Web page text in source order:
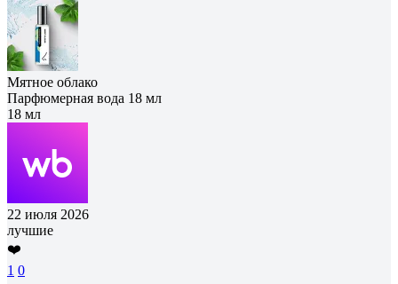
Мятное облако
Парфюмерная вода 18 мл
18 мл
22 июля 2026
лучшие
❤️
1 0